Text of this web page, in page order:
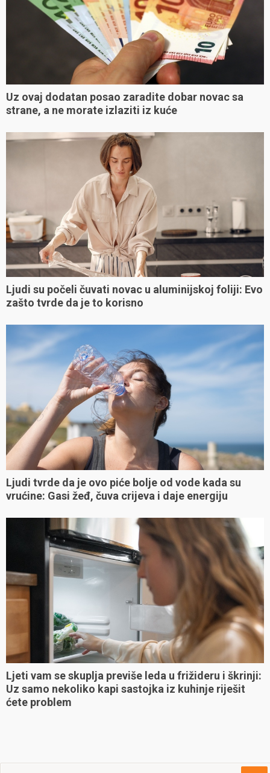
Uz ovaj dodatan posao zaradite dobar novac sa
strane, a ne morate izlaziti iz kuće
Ljudi su počeli čuvati novac u aluminijskoj foliji: Evo
zašto tvrde da je to korisno
Ljudi tvrde da je ovo piće bolje od vode kada su
vrućine: Gasi žeđ, čuva crijeva i daje energiju
Ljeti vam se skuplja previše leda u frižideru i škrinji:
Uz samo nekoliko kapi sastojka iz kuhinje riješit
ćete problem